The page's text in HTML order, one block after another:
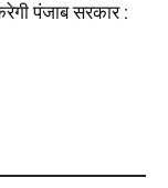
पंजाब सरकार :